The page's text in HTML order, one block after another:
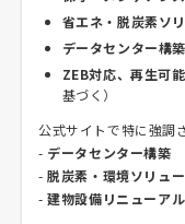
省エネ・脱炭素ソ
データセンター構築
ZEB対応、再生可
基づく）
公式サイトで特に強調
- データセンター構築
-脱炭素・環境ソリュ
-建物設備リニューアル